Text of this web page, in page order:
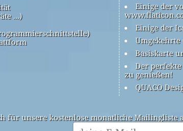
...)
Einige der
Einige der
Basiskarte
Der
zu genießen!
QUACO
für unsere kostenlose monatliche